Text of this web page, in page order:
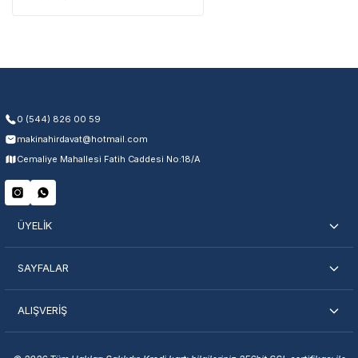
Servisi Nasıl Bulurum?
0 (544) 826 00 59
makinahirdavat@hotmail.com
Cemaliye Mahallesi Fatih Caddesi No:18/A
ÜYELİK
SAYFALAR
ALIŞVERİŞ